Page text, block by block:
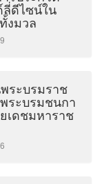
ดีไซน์ใน
งมวล
ระบรมราช
ระบรมชนกา
เดชมหาราช